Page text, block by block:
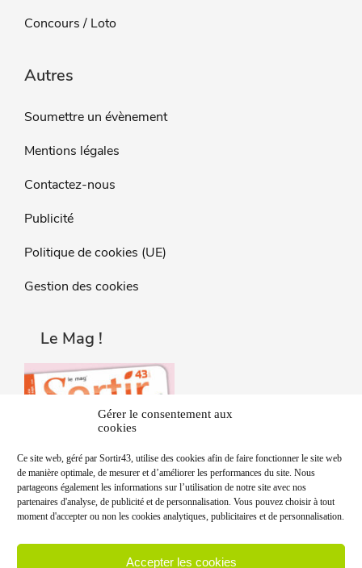
Gérer le consentement aux
cookies
Ce site web, géré par Sortir43, utilise des cookies afin de faire fonctionner le site web
de manière optimale, de mesurer et d’améliorer les performances du site. Nous
partageons également les informations sur l’utilisation de notre site avec nos
partenaires d'analyse, de publicité et de personnalisation. Vous pouvez choisir à tout
moment d'accepter ou non les cookies analytiques, publicitaires et de personnalisation.
Accepter les cookies
Concours / Loto
Autres
Soumettre un évènement
Mentions légales
Contactez-nous
Publicité
Politique de cookies (UE)
Gestion des cookies
Le Mag !